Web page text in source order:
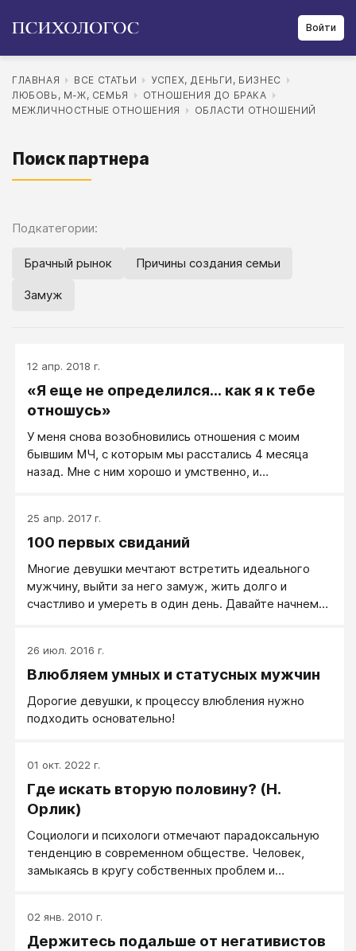
Войти
ГЛАВНАЯ ВСЕ СТАТЬИ
УСПЕХ, ДЕНЬГИ, БИЗНЕС
ЛЮБОВЬ, М-Ж, СЕМЬЯ
ОТНОШЕНИЯ ДО БРАКА
МЕЖЛИЧНОСТНЫЕ ОТНОШЕНИЯ
ОБЛАСТИ ОТНОШЕНИЙ
Поиск партнера
Подкатегории:
Брачный рынок Причины создания семьи
Замуж
12 апр. 2018 г.
«Я еще не определился... как я к тебе
отношусь»
У меня снова возобновились отношения с моим
бывшим МЧ, с которым мы расстались 4 месяца
назад. Мне с ним хорошо и умственно, и
активно развиваться в этих сферах.
25 апр. 2017 г.
100 первых свиданий
Многие девушки мечтают встретить идеального
мужчину, выйти за него замуж, жить долго и
счастливо и умереть в один день. Давайте начнем
26 июл. 2016 г.
Влюбляем умных и статусных мужчин
Дорогие девушки, к процессу влюбления нужно
подходить основательно!
01 окт. 2022 г.
Где искать вторую половину? (Н.
Орлик)
Социологи и психологи отмечают парадоксальную
тенденцию в современном обществе. Человек,
замыкаясь в кругу собственных проблем и
знакомство с человеком надежным и достойным.
Раньше все было значительно проще...
02 янв. 2010 г.
Держитесь подальше от негативистов